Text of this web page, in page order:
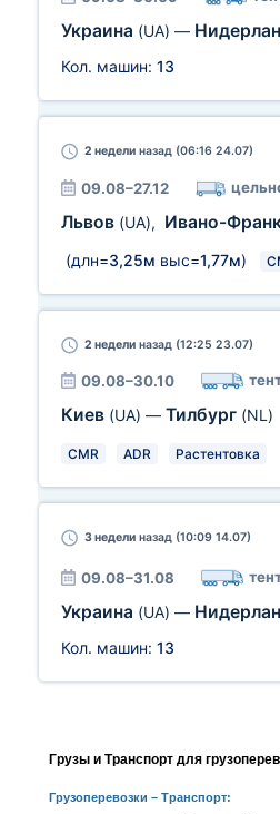
Украина (UA) —
Кол. машин: 13
2 недели назад (06:16 24.07)
09.08–27.12
Львов (UA), Ивано-
(длн=3,25м выс=1,77м)
2 недели назад (12:25 23.07)
09.08–30.10
Киев (UA) — Тилбург (NL)
CMR ADR Растентовка
3 недели назад (10:09 14.07)
09.08–31.08
Украина (UA) —
Кол. машин: 13
Грузы и Транспорт для
Грузоперевозки – Транспорт: